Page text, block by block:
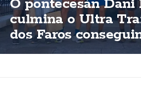
O pontecesán Dani
culmina o Ultra
dos Faros
para ASFEGA